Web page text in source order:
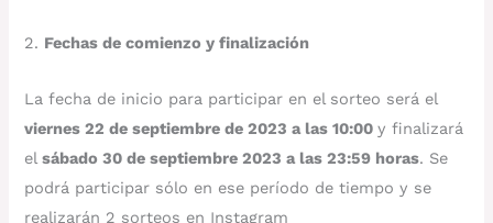
2. Fechas de comienzo y finalización
La fecha de inicio para participar en el sorteo será el
viernes 22 de septiembre de 2023 a las 10:00y finalizará
elsábado 30 de septiembre 2023 a las 23:59 horas. Se
podrá participar sólo en ese período de tiempo y se
realizarán 2 sorteos en Instagram